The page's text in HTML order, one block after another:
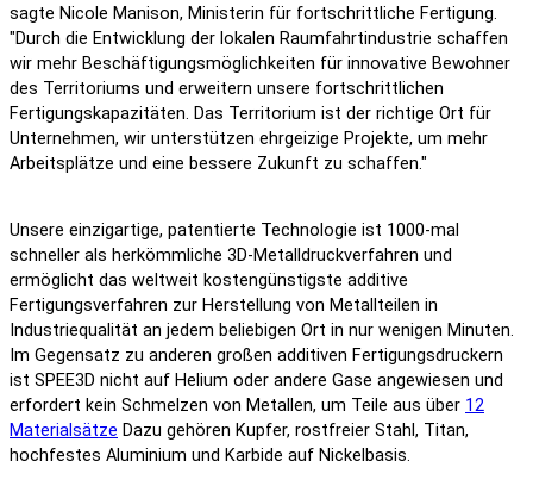
sagte Nicole Manison, Ministerin für fortschrittliche Fertigung.
"Durch die Entwicklung der lokalen Raumfahrtindustrie schaffen
wir mehr Beschäftigungsmöglichkeiten für innovative Bewohner
des Territoriums und erweitern unsere fortschrittlichen
Fertigungskapazitäten. Das Territorium ist der richtige Ort für
Unternehmen, wir unterstützen ehrgeizige Projekte, um mehr
Arbeitsplätze und eine bessere Zukunft zu schaffen."
Unsere einzigartige, patentierte Technologie ist 1000-mal
schneller als herkömmliche 3D-Metalldruckverfahren und
ermöglicht das weltweit kostengünstigste additive
Fertigungsverfahren zur Herstellung von Metallteilen in
Industriequalität an jedem beliebigen Ort in nur wenigen Minuten.
Im Gegensatz zu anderen großen additiven Fertigungsdruckern
ist SPEE3D nicht auf Helium oder andere Gase angewiesen und
erfordert kein Schmelzen von Metallen, um Teile aus über 12
Materialsätze Dazu gehören Kupfer, rostfreier Stahl, Titan,
hochfestes Aluminium und Karbide auf Nickelbasis.